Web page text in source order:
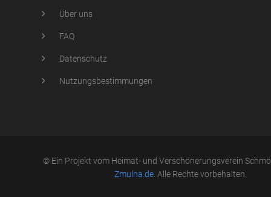
Über uns
FAQ
Datenschutz
Nutzungsbestimmungen
© Ein Projekt vom Heimat- und Verschönerungsverein
Zmulna.de. Alle Rechte vorbehalten.